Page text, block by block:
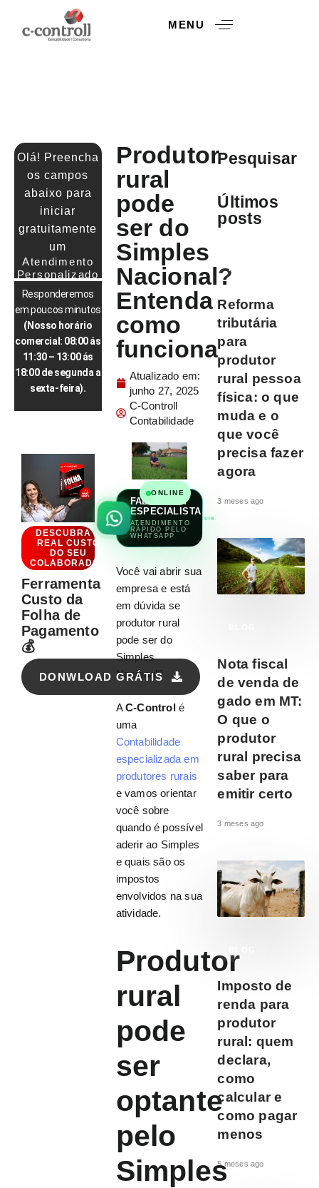
MENU
Olá! Preencha
os campos
abaixo para
iniciar
gratuitamente
um
Atendimento
Personalizado
Responderemos
em poucos minutos
(Nosso horário
comercial: 08:00 ás
11:30 – 13:00 ás
18:00 de segunda a
sexta-feira).
DESCUBRA O
REAL CUSTO
DO SEU
COLABORADOR
Ferramenta
Custo da
Folha de
Pagamento
💰
DONWLOAD GRÁTIS
Produtor
rural
pode
ser do
Simples
Nacional?
Entenda
como
funciona
Atualizado em:
junho 27, 2025
C-Controll
Contabilidade
ONLINE
FALAR COM
ESPECIALISTA
ATENDIMENTO
RÁPIDO PELO
WHATSAPP
Você vai abrir sua
empresa e está
em dúvida se
produtor rural
pode ser do
Simples
Nacional?
AC-Controlé
uma
Contabilidade
especializada em
produtores rurais
e vamos orientar
você sobre
quando é possível
aderir ao Simples
e quais são os
impostos
envolvidos na sua
atividade.
Produtor
rural
pode
ser
optante
pelo
Simples
Pesquisar
Últimos
posts
RURAL
Reforma
tributária
para
produtor
rural pessoa
física: o que
muda e o
que você
precisa fazer
agora
3 meses ago
Nota fiscal
de venda de
gado em MT:
O que o
produtor
rural precisa
saber para
emitir certo
3 meses ago
Imposto de
renda para
produtor
rural: quem
declara,
como
calcular e
como pagar
menos
5 meses ago